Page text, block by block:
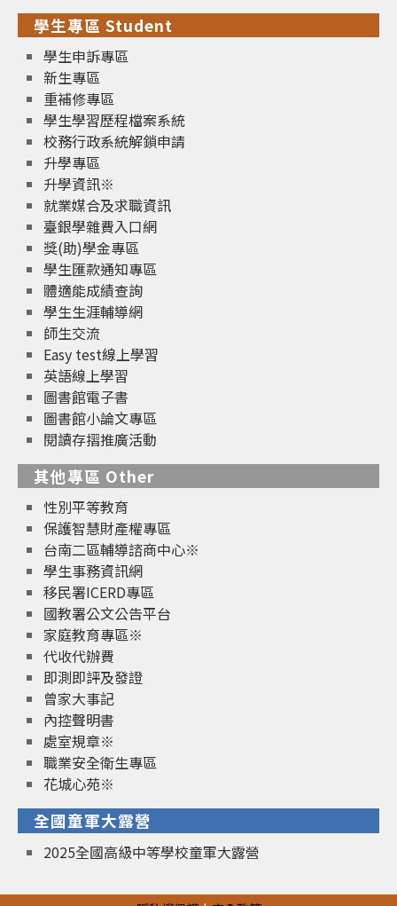
學生專區 Student
學生申訴專區
新生專區
重補修專區
學生學習歷程檔案系統
校務行政系統解鎖申請
升學專區
升學資訊※
就業媒合及求職資訊
臺銀學雜費入口網
獎(助)學金專區
學生匯款通知專區
體適能成績查詢
學生生涯輔導網
師生交流
Easy test線上學習
英語線上學習
圖書館電子書
圖書館小論文專區
閱讀存摺推廣活動
其他專區 Other
性別平等教育
保護智慧財產權專區
台南二區輔導諮商中心※
學生事務資訊網
移民署ICERD專區
國教署公文公告平台
家庭教育專區※
代收代辦費
即測即評及發證
曾家大事記
內控聲明書
處室規章※
職業安全衛生專區
花城心苑※
全國童軍大露營
2025全國高級中等學校童軍大露營